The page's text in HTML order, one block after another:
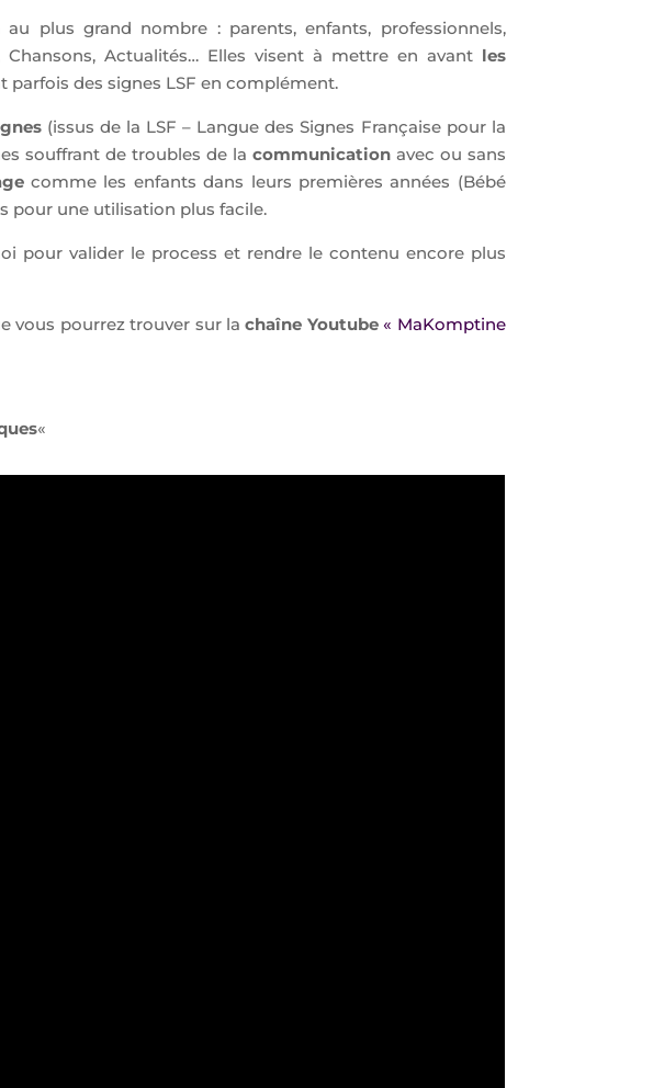
au plus grand nombre : parents, enfants, professionnels,
Actualités… Elles visent à mettre en avant les
des signes LSF en complément.
(issus de la LSF – Langue des Signes Française pour la
souffrant de troubles de la communicationavec ou sans
comme les enfants dans leurs premières années (Bébé
pour une utilisation plus facile.
pour valider le process et rendre le contenu encore plus
vous pourrez trouver sur lachaîne Youtube « MaKomptine
«